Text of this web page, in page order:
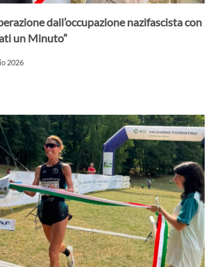
dall’occupazione nazifascista con
un Minuto”
2026